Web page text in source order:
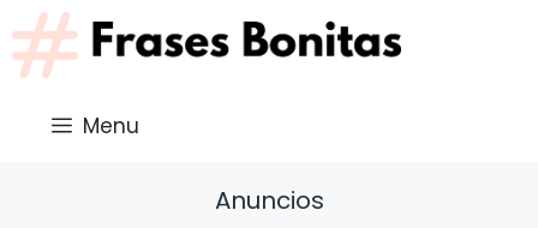
Saltar
al
contenido
Menu
Anuncios